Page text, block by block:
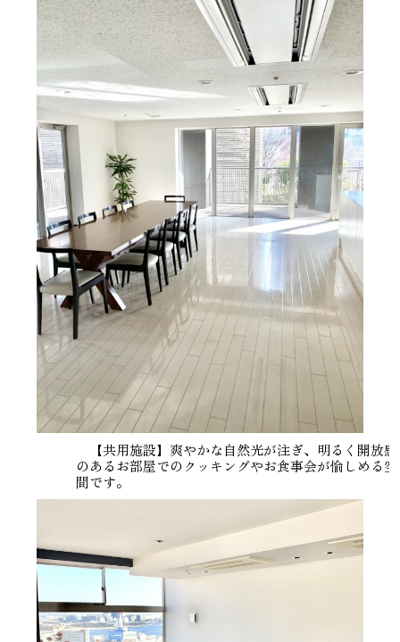
【共用施設】爽やかな自然光が注ぎ、明るく開放感
のあるお部屋でのクッキングやお食事会が愉しめる空
間です。